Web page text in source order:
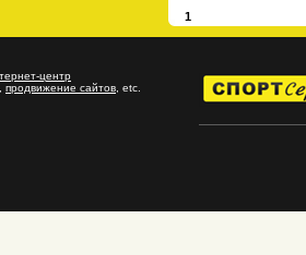
1
продвижение сайтов , etc.